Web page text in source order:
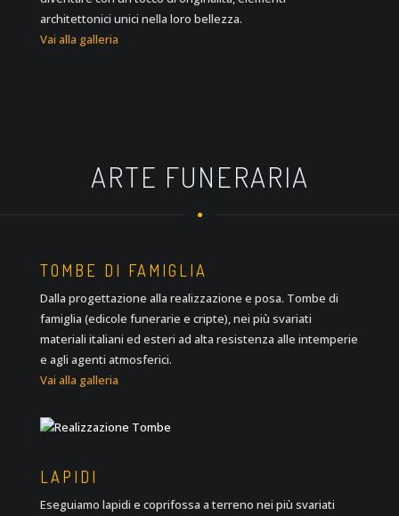
architettonici unici nella loro bellezza.
Vai alla galleria
ARTE FUNERARIA
TOMBE DI FAMIGLIA
Dalla progettazione alla realizzazione e posa. Tombe di
famiglia (edicole funerarie e cripte), nei più svariati
materiali italiani ed esteri ad alta resistenza alle intemperie
e agli agenti atmosferici.
Vai alla galleria
LAPIDI
Eseguiamo lapidi e coprifossa a terreno nei più svariati